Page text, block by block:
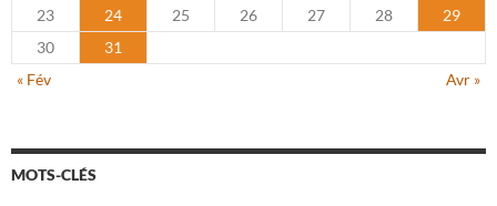
23
24 25 26 27 28
29
30
31
« Fév
Avr »
MOTS-CLÉS